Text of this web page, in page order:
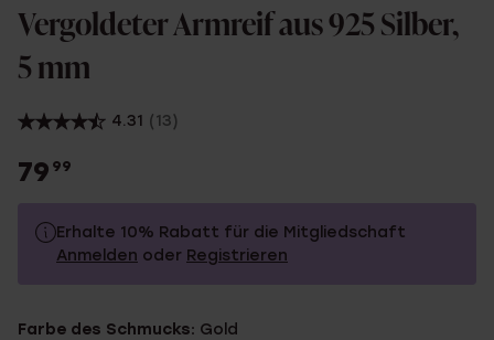
Vergoldeter Armreif aus 925 Silber,
5 mm
4.31 (13)
79 99
Erhalte 10% Rabatt für die Mitgliedschaft
Anmelden oder Registrieren
Ohne Mitgliederrabatt
Farbe des Schmucks: Gold